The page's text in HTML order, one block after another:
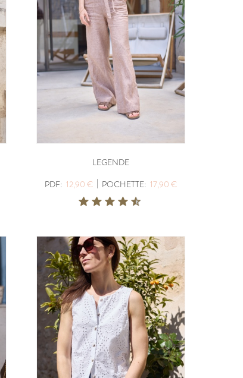
PDF:12,90 €
POCHETTE:17,90 €
LEGENDE
PDF: 12,90 €| POCHETTE: 17,90 €